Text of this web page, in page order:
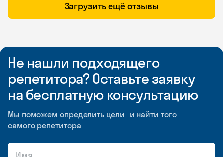
Загрузить ещё отзывы
Не нашли подходящего
репетитора? Оставьте заявку
на бесплатную консультацию
Мы поможем определить цели и найти того
самого репетитора